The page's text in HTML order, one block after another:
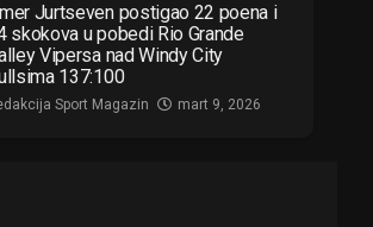
Jurtseven postigao 22 poena i
skokova u pobedi Rio Grande
Vipersa nad Windy City
137:100
Sport Magazin mart 9, 2026